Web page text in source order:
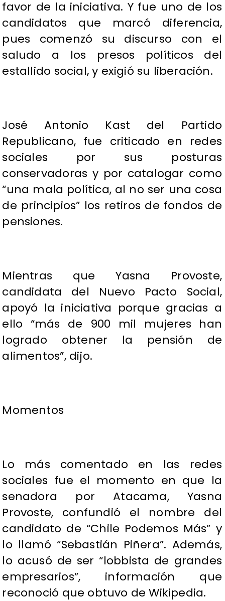
favor de la iniciativa. Y fue uno de los
candidatos que marcó diferencia,
pues comenzó su discurso con el
saludo a los presos políticos del
estallido social, y exigió su liberación.
José Antonio Kast del Partido
Republicano, fue criticado en redes
sociales por sus posturas
conservadoras y por catalogar como
“una mala política, al no ser una cosa
de principios” los retiros de fondos de
pensiones.
Mientras que Yasna Provoste,
candidata del Nuevo Pacto Social,
apoyó la iniciativa porque gracias a
ello “más de 900 mil mujeres han
logrado obtener la pensión de
alimentos”, dijo.
Momentos
Lo más comentado en las redes
sociales fue el momento en que la
senadora por Atacama, Yasna
Provoste, confundió el nombre del
candidato de “Chile Podemos Más” y
lo llamó “Sebastián Piñera”. Además,
lo acusó de ser “lobbista de grandes
empresarios”, información que
reconoció que obtuvo de Wikipedia.